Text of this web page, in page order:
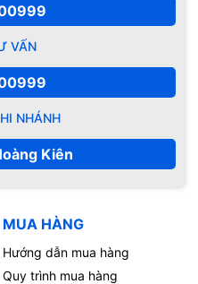
VẤN
NHÁNH
Kiên
MUA HÀNG
Hướng dẫn mua hàng
Quy trình mua hàng